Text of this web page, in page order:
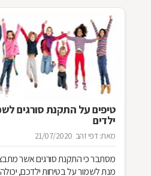
טיפים על התקנת סורגים
ילדים
מאת: דפי זהב 21/07/2020
מסתבר כי התקנת סורגים אשר